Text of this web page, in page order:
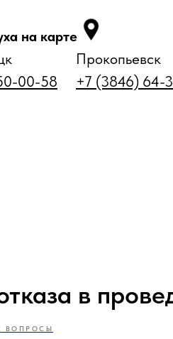
на карте
Прокопьевск
+7 (3846) 64-
00-58
в
ВОПРОСЫ